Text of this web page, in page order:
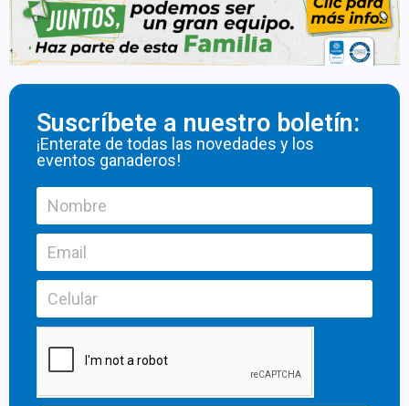
Suscríbete a nuestro boletín:
¡Enterate de todas las novedades y los
eventos ganaderos!